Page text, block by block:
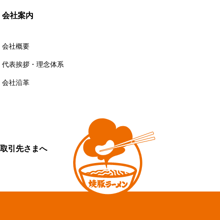
会社案内
会社概要
代表挨拶・理念体系
会社沿革
引先さまへ